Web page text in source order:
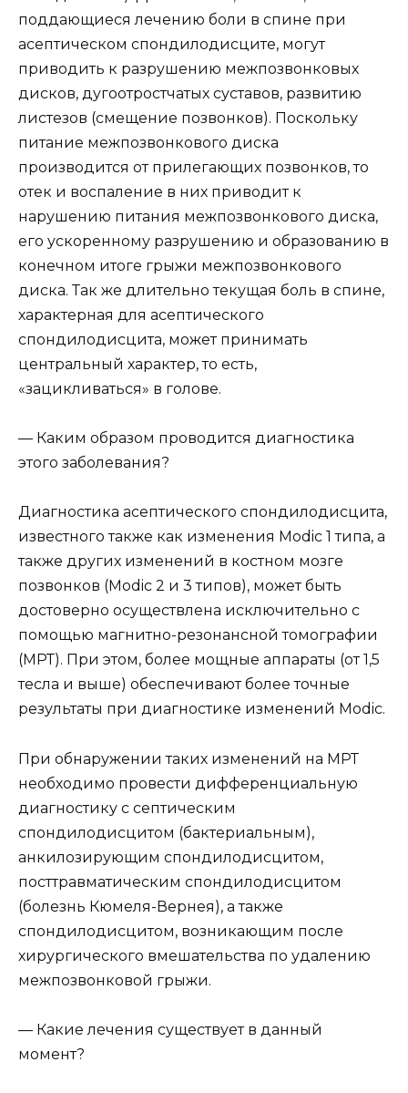
поддающиеся лечению боли в спине при
асептическом спондилодисците, могут
приводить к разрушению межпозвонковых
дисков, дугоотростчатых суставов, развитию
листезов (смещение позвонков). Поскольку
питание межпозвонкового диска
производится от прилегающих позвонков, то
отек и воспаление в них приводит к
нарушению питания межпозвонкового диска,
его ускоренному разрушению и образованию в
конечном итоге грыжи межпозвонкового
диска. Так же длительно текущая боль в спине,
характерная для асептического
спондилодисцита, может принимать
центральный характер, то есть,
«зацикливаться» в голове.
— Каким образом проводится диагностика
этого заболевания?
Диагностика асептического спондилодисцита,
известного также как изменения Modic 1 типа, а
также других изменений в костном мозге
позвонков (Modic 2 и 3 типов), может быть
достоверно осуществлена исключительно с
помощью магнитно-резонансной томографии
(МРТ). При этом, более мощные аппараты (от 1,5
тесла и выше) обеспечивают более точные
результаты при диагностике изменений Modic.
При обнаружении таких изменений на МРТ
необходимо провести дифференциальную
диагностику с септическим
спондилодисцитом (бактериальным),
анкилозирующим спондилодисцитом,
посттравматическим спондилодисцитом
(болезнь Кюмеля-Вернея), а также
спондилодисцитом, возникающим после
хирургического вмешательства по удалению
межпозвонковой грыжи.
— Какие лечения существует в данный
момент?